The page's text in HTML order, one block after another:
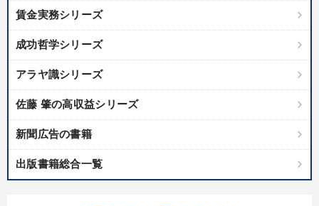
賃金実務シリーズ
成功哲学シリーズ
アラヤ識シリーズ
佐藤 肇の高収益シリーズ
新聞広告の書籍
出版書籍総合一覧